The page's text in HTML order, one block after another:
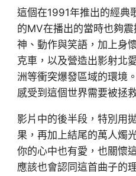
這個在1991年推出的經典
的MV在播出的當時也夠
神、動作與笑語，加上身
克車，以及營造出影射北
洲等衝突爆發區域的環境
感受到這個世界需要被拯
影片中的後半段，特別用
果，再加上結尾的萬人燭
你的心中也有愛，也關懷
應該也會認同這首曲子的